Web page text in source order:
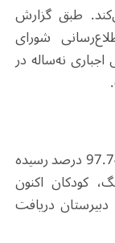
طبق گزارش
‌رسانیشورای
نه‌ساله در
.
درصد رسیده
کودکان اکنون
دریافت